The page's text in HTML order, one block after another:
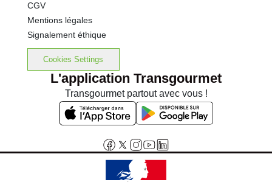
CGV
Mentions légales
Signalement éthique
Cookies Settings
L'application Transgourmet
Transgourmet partout avec vous !